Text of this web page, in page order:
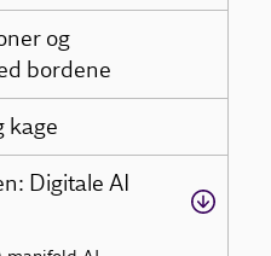
og
bordene
kage
Digitale AI